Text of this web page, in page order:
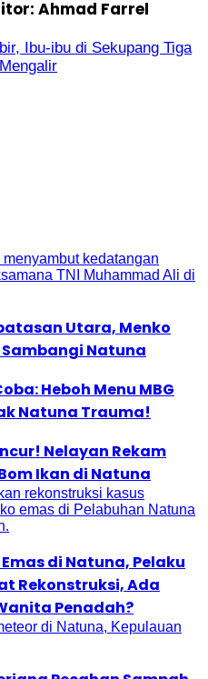
Ahmad Farrel
Ibu-ibu di Sekupang Tiga
Utara, Menko
Natuna
Heboh Menu MBG
Natuna Trauma!
Nelayan Rekam
Ikan di Natuna
di Natuna, Pelaku
Rekonstruksi, Ada
Penadah?